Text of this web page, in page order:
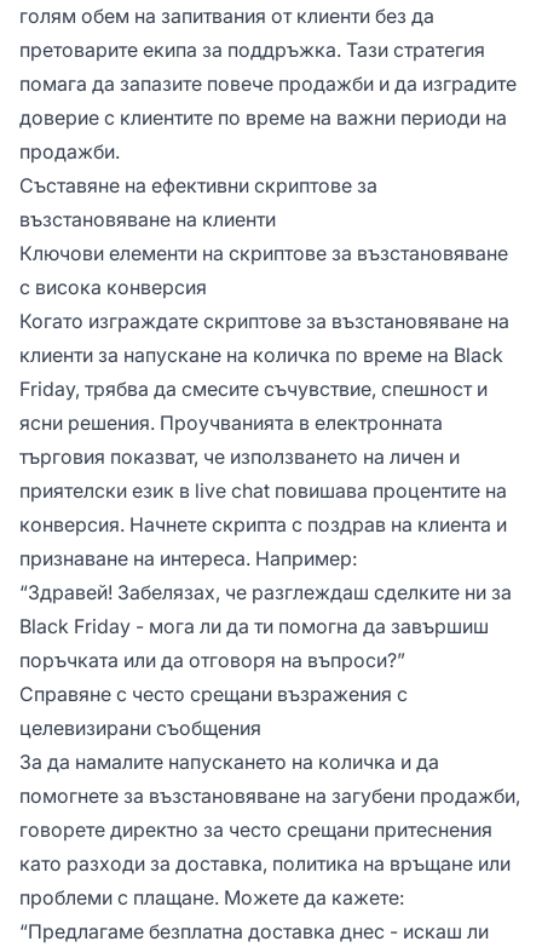
голям обем на запитвания от клиенти без да
претоварите екипа за поддръжка. Тази стратегия
помага да запазите повече продажби и да изградите
доверие с клиентите по време на важни периоди на
продажби.
Съставяне на ефективни скриптове за
възстановяване на клиенти
Ключови елементи на скриптове за възстановяване
с висока конверсия
Когато изграждате скриптове за възстановяване на
клиенти за напускане на количка по време на Black
Friday, трябва да смесите съчувствие, спешност и
ясни решения. Проучванията в електронната
търговия показват, че използването на личен и
приятелски език в live chat повишава процентите на
конверсия. Начнете скрипта с поздрав на клиента и
признаване на интереса. Например:
“Здравей! Забелязах, че разглеждаш сделките ни за
Black Friday - мога ли да ти помогна да завършиш
поръчката или да отговоря на въпроси?”
Справяне с често срещани възражения с
целевизирани съобщения
За да намалите напускането на количка и да
помогнете за възстановяване на загубени продажби,
говорете директно за често срещани притеснения
като разходи за доставка, политика на връщане или
проблеми с плащане. Можете да кажете:
“Предлагаме безплатна доставка днес - искаш ли